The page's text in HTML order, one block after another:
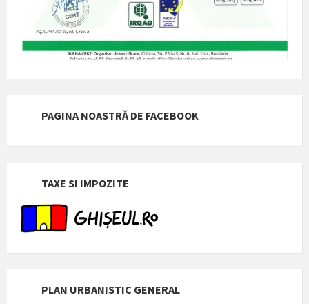
PAGINA NOASTRĂ DE FACEBOOK
TAXE SI IMPOZITE
PLAN URBANISTIC GENERAL